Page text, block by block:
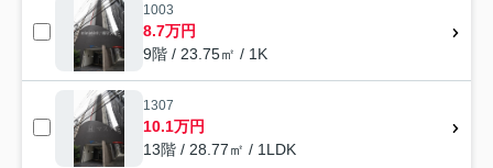
1003
8.7万円
9階 / 23.75㎡ / 1K
1307
10.1万円
13階 / 28.77㎡ / 1LDK